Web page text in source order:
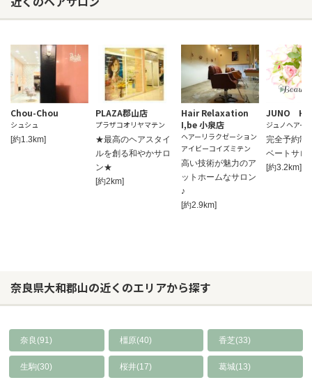
Chou-Chou
シュシュ
[約1.3km]
PLAZA郡山店
プラザコオリヤマテン
★最高のヘアスタイ
ルを創る和やかサロ
ン★
[約2km]
Hair Relaxation
I,be 小泉店
ヘアーリラクゼーション
アイビーコイズミテン
高い技術が魅力のア
ットホームなサロン
♪
[約2.9km]
JUNO
ジュノヘアー
完全予約制
ベートサロ
[約3.2km]
奈良県大和郡山の近くのエリアから探す
奈良(91) 橿原(40) 香芝(33)
生駒(30) 桜井(17) 葛城(13)